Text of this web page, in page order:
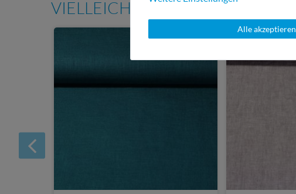
VIELLEICHT AUCH INTERESSANT
Alle akzeptieren